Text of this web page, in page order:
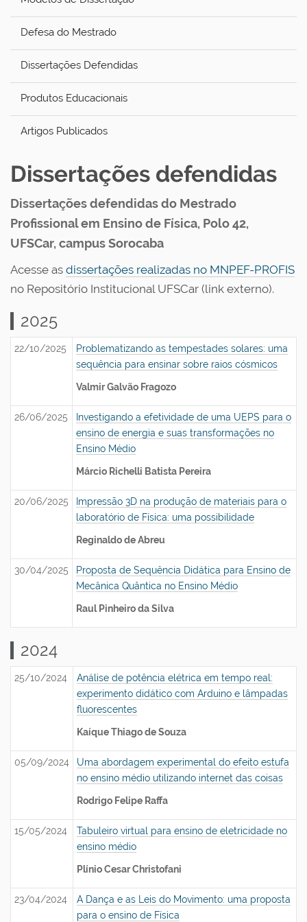
Defesa do Mestrado
Dissertações Defendidas
Produtos Educacionais
Artigos Publicados
Dissertações defendidas
Dissertações defendidas do Mestrado
Profissional em Ensino de Física, Polo 42,
UFSCar, campus Sorocaba
Acesse as dissertações realizadas no MNPEF-PROFIS
no Repositório Institucional UFSCar (link externo).
2025
22/10/2025
Problematizando as tempestades solares: uma
sequência para ensinar sobre raios cósmicos
Valmir Galvão Fragozo
26/06/2025
Investigando a efetividade de uma UEPS para o
ensino de energia e suas transformações no
Ensino Médio
Márcio Richelli Batista Pereira
20/06/2025
Impressão 3D na produção de materiais para o
laboratório de Física: uma possibilidade
Reginaldo de Abreu
30/04/2025
Proposta de Sequência Didática para Ensino de
Mecânica Quântica no Ensino Médio
Raul Pinheiro da Silva
2024
25/10/2024
Análise de potência elétrica em tempo real:
experimento didático com Arduino e lâmpadas
fluorescentes
Kaíque Thiago de Souza
05/09/2024
Uma abordagem experimental do efeito estufa
no ensino médio utilizando internet das coisas
Rodrigo Felipe Raffa
15/05/2024
Tabuleiro virtual para ensino de eletricidade no
ensino médio
Plínio Cesar Christofani
23/04/2024
A Dança e as Leis do Movimento: uma proposta
para o ensino de Física